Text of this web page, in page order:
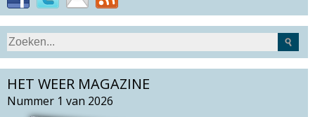
Z
o
e
k
S
e
r
c
HET WEER MAGAZINE
Nummer 1 van 2026